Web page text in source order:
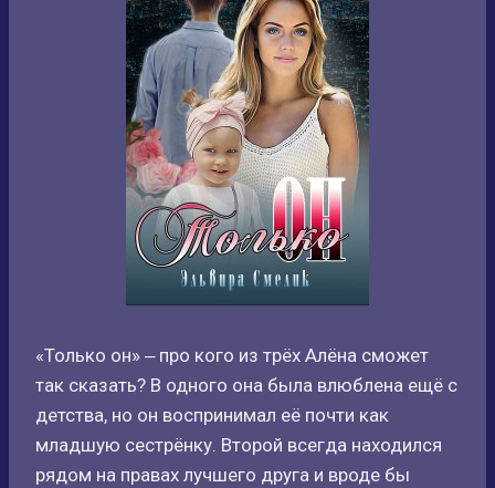
«Только он» ‒ про кого из трёх Алёна сможет
так сказать? В одного она была влюблена ещё с
детства, но он воспринимал её почти как
младшую сестрёнку. Второй всегда находился
рядом на правах лучшего друга и вроде бы